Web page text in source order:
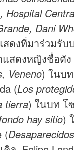
Hospital
Dani
สดงที่มาร่วมรั
สดงหญิงชื่อดัง
Veneno) ในบ
(Los
tierra) ในบท โ
hay sitio)
(